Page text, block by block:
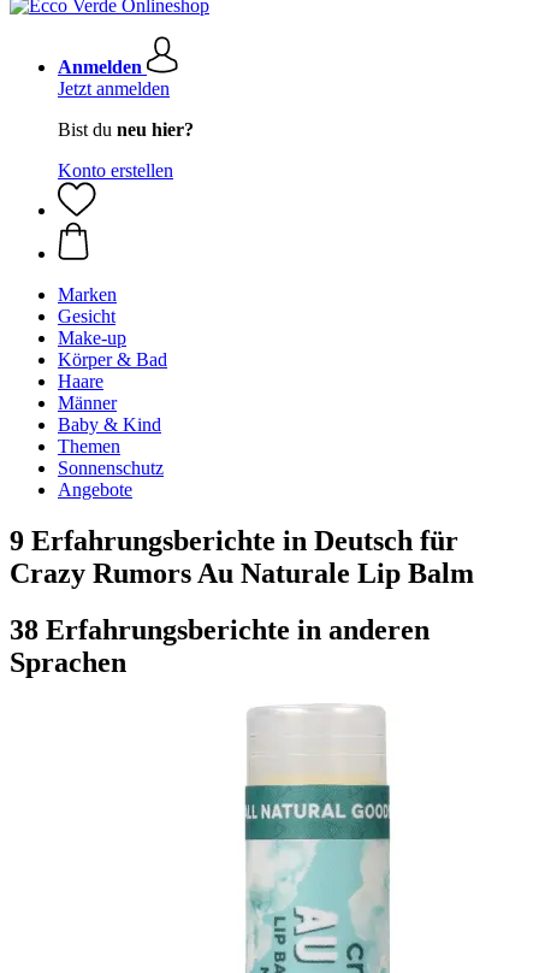
Anmelden
Jetzt anmelden
Bist du neu hier?
Konto erstellen
Marken
Gesicht
Make-up
Körper & Bad
Haare
Männer
Baby & Kind
Themen
Sonnenschutz
Angebote
9 Erfahrungsberichte in Deutsch für
Crazy Rumors Au Naturale Lip Balm
38 Erfahrungsberichte in anderen
Sprachen